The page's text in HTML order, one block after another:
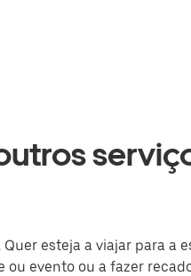
esteja a viajar para a
evento ou a fazer